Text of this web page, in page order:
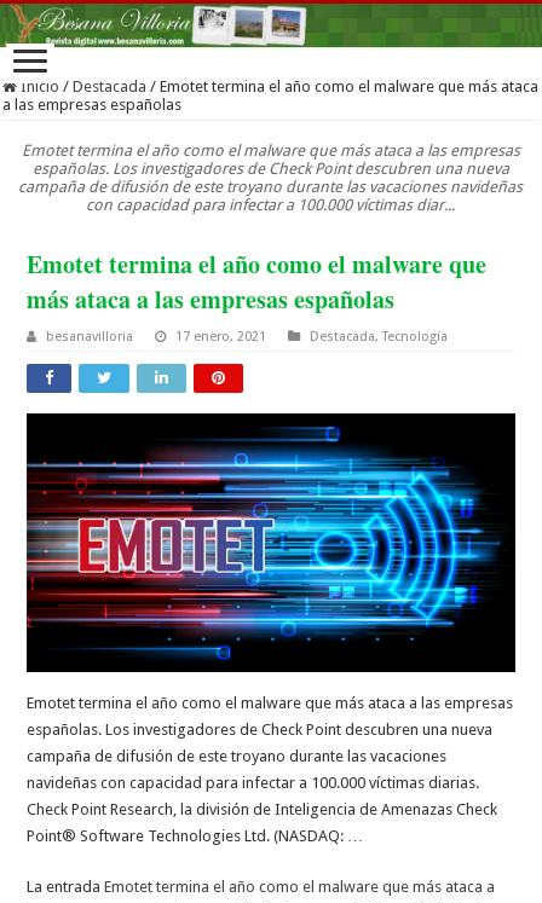
Inicio / Destacada / Emotet termina el año como el malware que más ataca
a las empresas españolas
Emotet termina el año como el malware que más ataca a las empresas
españolas. Los investigadores de Check Point descubren una nueva
campaña de difusión de este troyano durante las vacaciones navideñas
con capacidad para infectar a 100.000 víctimas diar...
Emotet termina el año como el malware que
más ataca a las empresas españolas
besanavilloria 17 enero, 2021 Destacada,Tecnología
Emotet termina el año como el malware que más ataca a las empresas
españolas. Los investigadores de Check Point descubren una nueva
campaña de difusión de este troyano durante las vacaciones
navideñas con capacidad para infectar a 100.000 víctimas diarias.
Check Point Research, la división de Inteligencia de Amenazas Check
Point® Software Technologies Ltd. (NASDAQ: …
La entradaEmotet termina el año como el malware que más ataca a